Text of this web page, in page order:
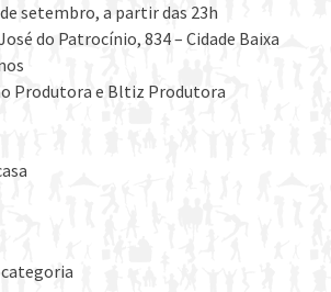
setembro, a partir das 23h
do Patrocínio, 834 – Cidade Baixa
Produtora e Bltiz Produtora